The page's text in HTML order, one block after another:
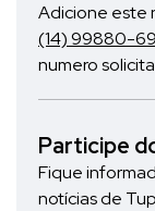
Adicione este
(14) 99880-
numero
Participe
Fique
notícias de